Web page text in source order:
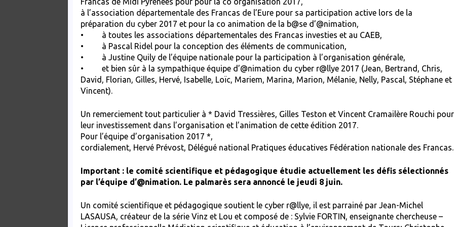
à l’association départementale des Francas de l’Eure pour sa participation active lors de la
préparation du cyber 2017 et pour la co animation de la b@se d’@nimation,
• à toutes les associations départementales des Francas investies et au CAEB,
• à Pascal Ridel pour la conception des éléments de communication,
• à Justine Quily de l’équipe nationale pour la participation à l’organisation générale,
• et bien sûr à la sympathique équipe d’@nimation du cyber r@llye 2017 (Jean, Bertrand, Chris,
David, Florian, Gilles, Hervé, Isabelle, Loïc, Mariem, Marina, Marion, Mélanie, Nelly, Pascal, Stéphane et
Vincent).
Un remerciement tout particulier à * David Tressières, Gilles Teston et Vincent Cramailère Rouchi pour
leur investissement dans l’organisation et l’animation de cette édition 2017.
Pour l’équipe d’organisation 2017 *,
cordialement, Hervé Prévost, Délégué national Pratiques éducatives Fédération nationale des Francas.
Important : le comité scientifique et pédagogique étudie actuellement les défis sélectionnés
par l’équipe d’@nimation. Le palmarès sera annoncé le jeudi 8 juin.
Un comité scientifique et pédagogique soutient le cyber r@llye, il est parrainé par Jean-Michel
LASAUSA, créateur de la série Vinz et Lou et composé de : Sylvie FORTIN, enseignante chercheuse –